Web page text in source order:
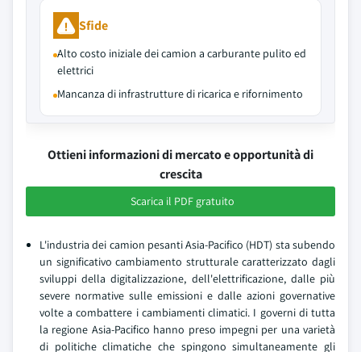
Sfide
Alto costo iniziale dei camion a carburante pulito ed
elettrici
Mancanza di infrastrutture di ricarica e rifornimento
Ottieni informazioni di mercato e opportunità di
crescita
Scarica il PDF gratuito
L'industria dei camion pesanti Asia-Pacifico (HDT) sta subendo
un significativo cambiamento strutturale caratterizzato dagli
sviluppi della digitalizzazione, dell'elettrificazione, dalle più
severe normative sulle emissioni e dalle azioni governative
volte a combattere i cambiamenti climatici. I governi di tutta
la regione Asia-Pacifico hanno preso impegni per una varietà
di politiche climatiche che spingono simultaneamente gli